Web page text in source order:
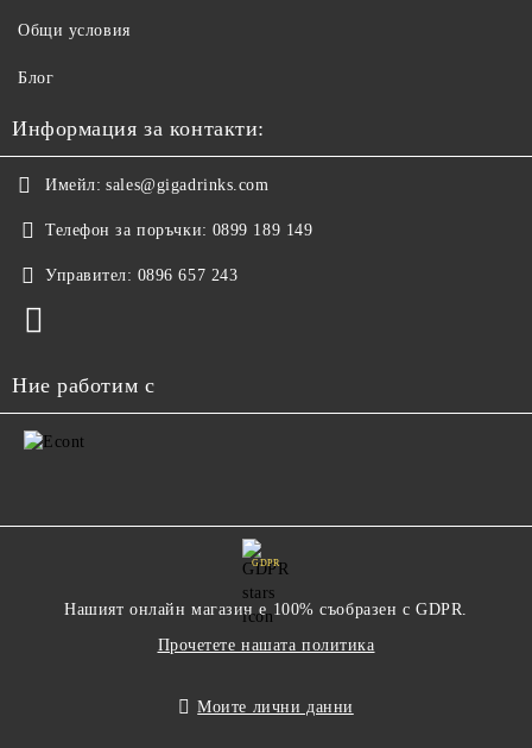
Общи условия
Блог
Информация за контакти:
Имейл: sales@gigadrinks.com
Телефон за поръчки: 0899 189 149
Управител: 0896 657 243
Ние работим с
GDPR
Нашият онлайн магазин е 100% съобразен с GDPR.
Прочетете нашата политика
Моите лични данни